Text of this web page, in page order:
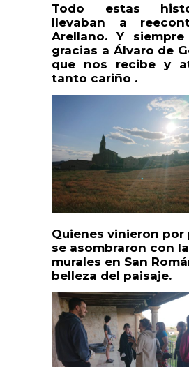
Todo estas
llevaban a
Arellano. Y
gracias a Álvaro de
que nos recibe y
tanto cariño .
Quienes vinieron por
se asombraron con
murales en San
belleza del paisaje.